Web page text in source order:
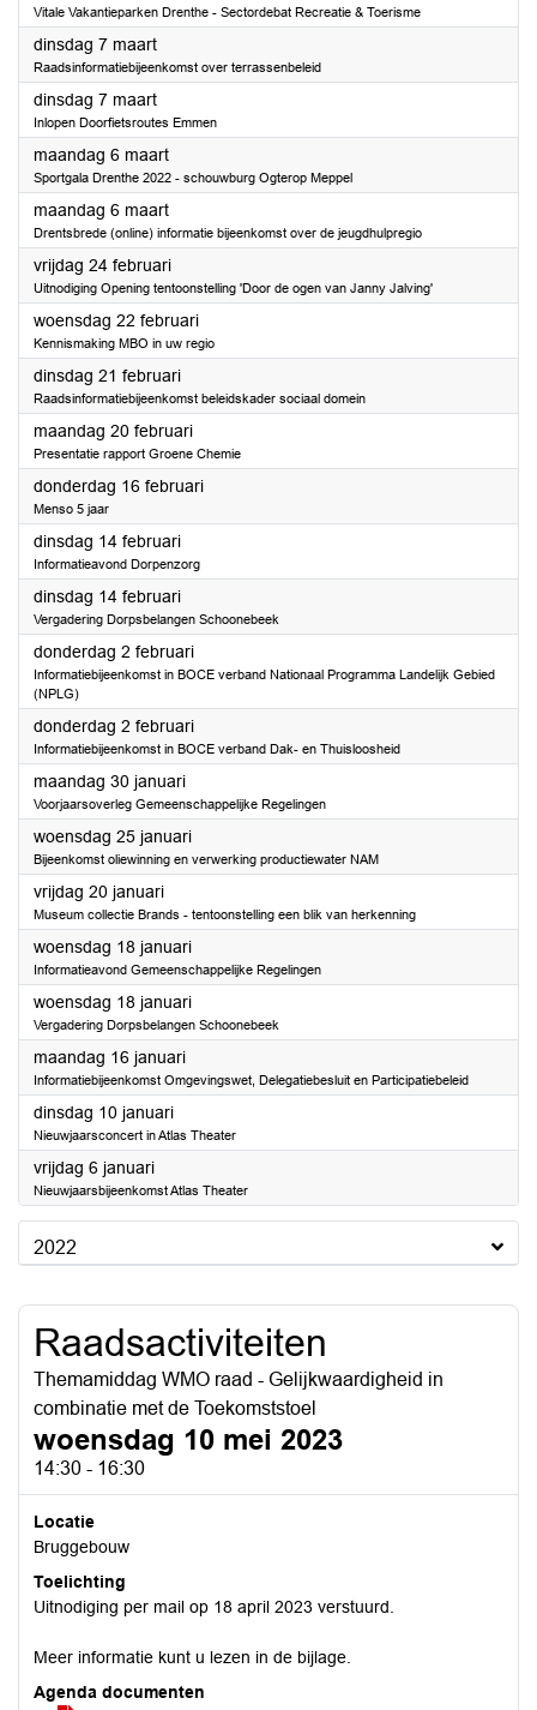
Vitale Vakantieparken Drenthe - Sectordebat Recreatie & Toerisme
dinsdag 7 maart2023
Raadsinformatiebijeenkomst over terrassenbeleid
dinsdag 7 maart2023
Inlopen Doorfietsroutes Emmen
maandag 6 maart2023
Sportgala Drenthe 2022 - schouwburg Ogterop Meppel
maandag 6 maart2023
Drentsbrede (online) informatie bijeenkomst over de jeugdhulpregio
vrijdag 24 februari2023
Uitnodiging Opening tentoonstelling 'Door de ogen van Janny Jalving'
woensdag 22 februari2023
Kennismaking MBO in uw regio
dinsdag 21 februari2023
Raadsinformatiebijeenkomst beleidskader sociaal domein
maandag 20 februari2023
Presentatie rapport Groene Chemie
donderdag 16 februari2023
Menso 5 jaar
dinsdag 14 februari2023
Informatieavond Dorpenzorg
dinsdag 14 februari2023
Vergadering Dorpsbelangen Schoonebeek
donderdag 2 februari2023
Informatiebijeenkomst in BOCE verband Nationaal Programma Landelijk Gebied
(NPLG)
donderdag 2 februari2023
Informatiebijeenkomst in BOCE verband Dak- en Thuisloosheid
maandag 30 januari2023
Voorjaarsoverleg Gemeenschappelijke Regelingen
woensdag 25 januari2023
Bijeenkomst oliewinning en verwerking productiewater NAM
vrijdag 20 januari2023
Museum collectie Brands - tentoonstelling een blik van herkenning
woensdag 18 januari2023
Informatieavond Gemeenschappelijke Regelingen
woensdag 18 januari2023
Vergadering Dorpsbelangen Schoonebeek
maandag 16 januari2023
Informatiebijeenkomst Omgevingswet, Delegatiebesluit en Participatiebeleid
dinsdag 10 januari2023
Nieuwjaarsconcert in Atlas Theater
vrijdag 6 januari2023
Nieuwjaarsbijeenkomst Atlas Theater
2022
Raadsactiviteiten
Themamiddag WMO raad - Gelijkwaardigheid in
combinatie met de Toekomststoel
woensdag 10 mei 2023
14:30 - 16:30
Locatie
Bruggebouw
Toelichting
Uitnodiging per mail op 18 april 2023 verstuurd.
Meer informatie kunt u lezen in de bijlage.
Agenda documenten